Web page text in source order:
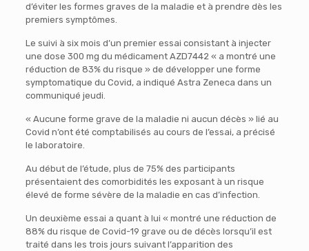
d’éviter les formes graves de la maladie et à prendre dès les
premiers symptômes.
Le suivi à six mois d’un premier essai consistant à injecter
une dose 300 mg du médicament AZD7442 « a montré une
réduction de 83% du risque » de développer une forme
symptomatique du Covid, a indiqué Astra Zeneca dans un
communiqué jeudi.
« Aucune forme grave de la maladie ni aucun décès » lié au
Covid n’ont été comptabilisés au cours de l’essai, a précisé
le laboratoire.
Au début de l’étude, plus de 75% des participants
présentaient des comorbidités les exposant à un risque
élevé de forme sévère de la maladie en cas d’infection.
Un deuxième essai a quant à lui « montré une réduction de
88% du risque de Covid-19 grave ou de décès lorsqu’il est
traité dans les trois jours suivant l’apparition des